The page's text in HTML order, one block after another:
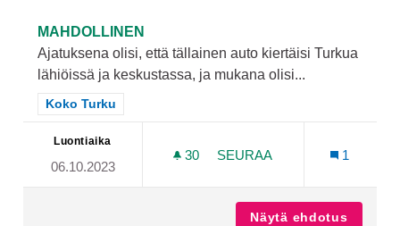
MAHDOLLINEN
Ajatuksena olisi, että tällainen auto kiertäisi Turkua
lähiöissä ja keskustassa, ja mukana olisi...
Rajaa tulokset teeman mukaan: Koko Turku
Koko Turku
Luontiaika
06.10.2023
30 30 SEURAAJAA
SEURAA
1
Näytä ehdotus